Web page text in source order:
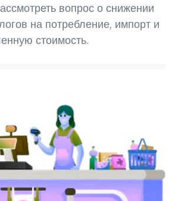
вопрос о снижении
на потребление, импорт и
стоимость.